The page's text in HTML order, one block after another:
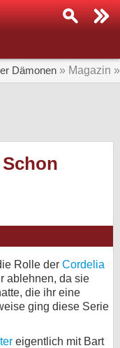
Dämonen » Magazin
Rolle der Cordelia
ablehnen, da sie
die ihr eine
ging diese Serie
eigentlich mit Bart